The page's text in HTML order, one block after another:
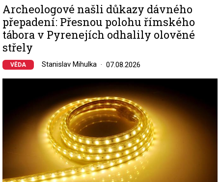
Archeologové našli důkazy dávného
přepadení: Přesnou polohu římského
tábora v Pyrenejích odhalily olověné
střely
VĚDA Stanislav Mihulka 07.08.2026